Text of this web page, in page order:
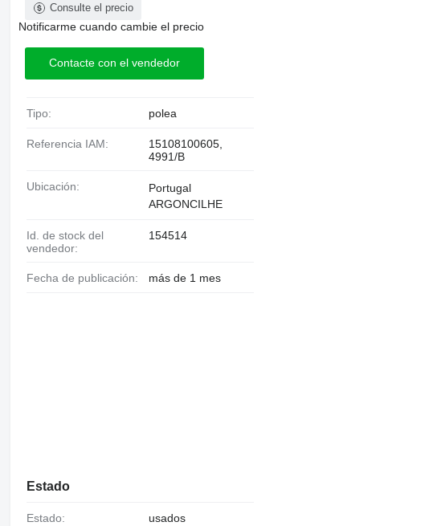
Consulte el precio
Notificarme cuando cambie el precio
Contacte con el vendedor
Tipo: polea
Referencia IAM:
15108100605,
4991/B
Ubicación:
Portugal
ARGONCILHE
Id. de stock del
vendedor:
154514
Fecha de publicación: más de 1 mes
Estado
Estado: usados